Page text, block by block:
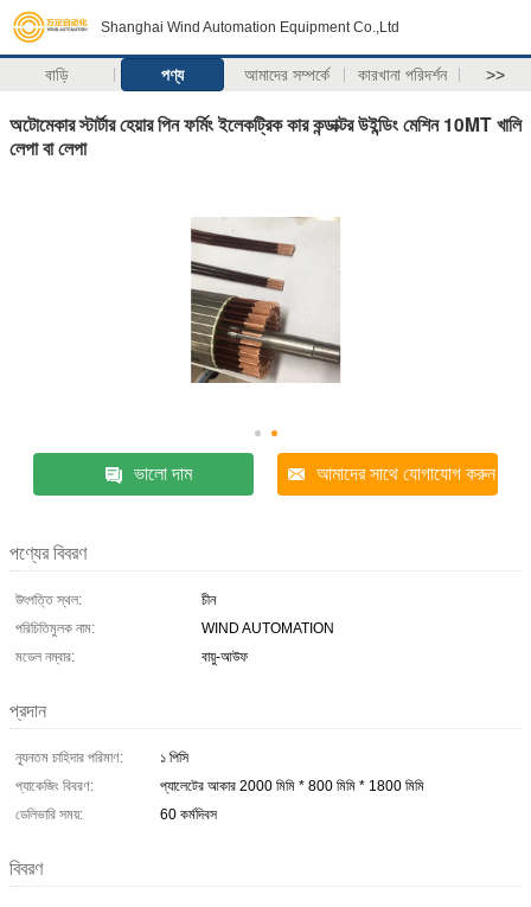
Shanghai Wind Automation Equipment Co.,Ltd
বাড়ি পণ্য আমাদের সম্পর্কে কারখানা পরিদর্শন >>
অটোমেকার স্টার্টার হেয়ার পিন ফর্মিং ইলেকট্রিক কার কন্ডাক্টর উইন্ডিং মেশিন 10MT খালি
লেপা বা লেপা
ভালো দাম আমাদের সাথে যোগাযোগ করুন
পণ্যের বিবরণ
উৎপত্তি স্থল:
চীন
পরিচিতিমুলক নাম:
WIND AUTOMATION
মডেল নম্বার:
বায়ু-আউফ
প্রদান
ন্যূনতম চাহিদার পরিমাণ:
১ পিসি
প্যাকেজিং বিবরণ:
প্যালেটের আকার 2000 মিমি * 800 মিমি * 1800 মিমি
ডেলিভারি সময়:
60 কর্মদিবস
বিবরণ